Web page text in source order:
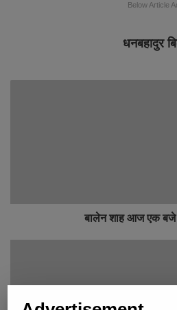
Below Article
धनबहादुर
बालेन शाह आज एक बजे